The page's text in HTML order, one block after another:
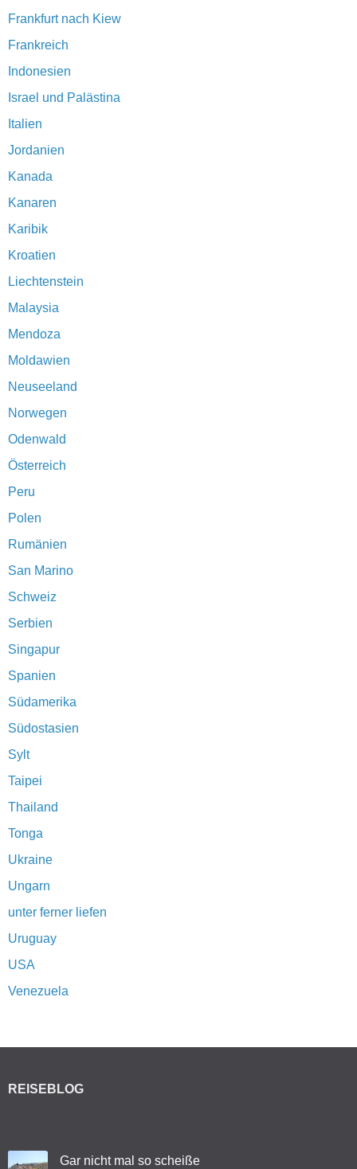
Frankfurt nach Kiew
Frankreich
Indonesien
Israel und Palästina
Italien
Jordanien
Kanada
Kanaren
Karibik
Kroatien
Liechtenstein
Malaysia
Mendoza
Moldawien
Neuseeland
Norwegen
Odenwald
Österreich
Peru
Polen
Rumänien
San Marino
Schweiz
Serbien
Singapur
Spanien
Südamerika
Südostasien
Sylt
Taipei
Thailand
Tonga
Ukraine
Ungarn
unter ferner liefen
Uruguay
USA
Venezuela
REISEBLOG
Gar nicht mal so scheiße